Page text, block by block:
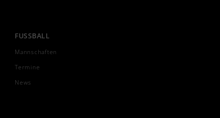
FUSSBALL
Mannschaften
Termine
News